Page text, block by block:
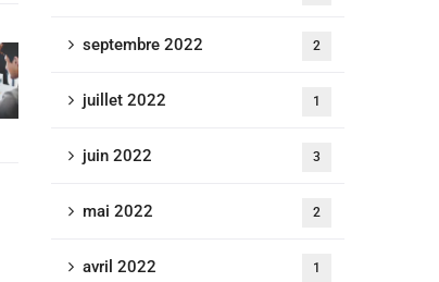
septembre 2022 2
juillet 2022 1
juin 2022 3
mai 2022 2
avril 2022 1